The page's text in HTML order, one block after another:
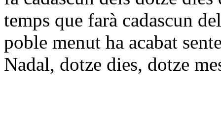
temps que farà cadascun
poble menut ha acabat
Nadal, dotze dies, dotze